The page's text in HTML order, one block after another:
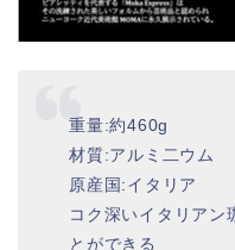
重量:約460g
材質:アルミ二ウム
原産国:イタリア
コク深いイタリアン
とができる